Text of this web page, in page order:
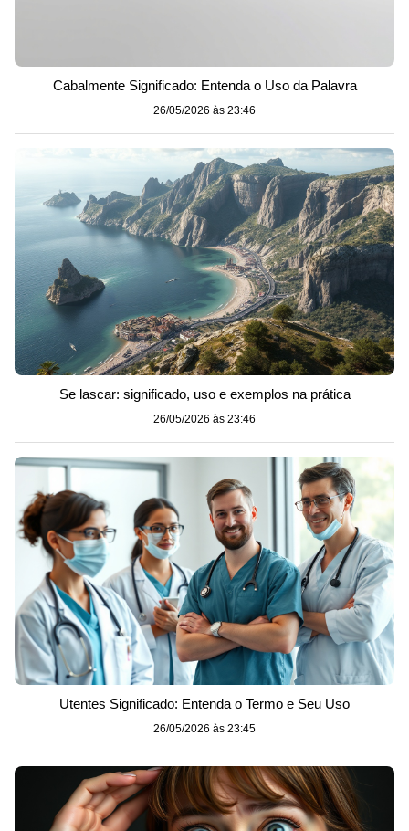
Cabalmente Significado: Entenda o Uso da Palavra
26/05/2026 às 23:46
Se lascar: significado, uso e exemplos na prática
26/05/2026 às 23:46
Utentes Significado: Entenda o Termo e Seu Uso
26/05/2026 às 23:45